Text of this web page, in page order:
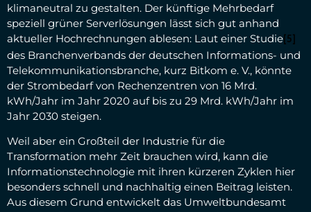
klimaneutral zu gestalten. Der künftige Mehrbedarf
speziell grüner Serverlösungen lässt sich gut anhand
aktueller Hochrechnungen ablesen: Laut einer Studie [5]
des Branchenverbands der deutschen Informations- und
Telekommunikationsbranche, kurz Bitkom e. V., könnte
der Strombedarf von Rechenzentren von 16 Mrd.
kWh/Jahr im Jahr 2020 auf bis zu 29 Mrd. kWh/Jahr im
Jahr 2030 steigen.
Weil aber ein Großteil der Industrie für die
Transformation mehr Zeit brauchen wird, kann die
Informationstechnologie mit ihren kürzeren Zyklen hier
besonders schnell und nachhaltig einen Beitrag leisten.
Aus diesem Grund entwickelt das Umweltbundesamt